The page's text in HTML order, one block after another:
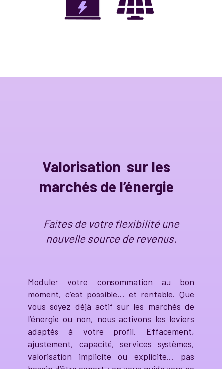
Valorisation sur les
marchés de l’énergie
Faites de votre flexibilité une
nouvelle source de revenus.
Moduler votre consommation au bon
moment, c’est possible… et rentable. Que
vous soyez déjà actif sur les marchés de
l’énergie ou non, nous activons les leviers
adaptés à votre profil. Effacement,
ajustement, capacité, services systèmes,
valorisation implicite ou explicite… pas